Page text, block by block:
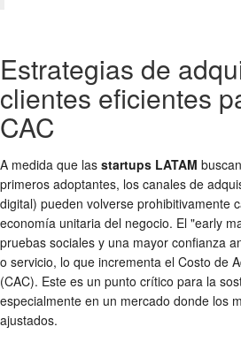
Estrategias de
clientes eficientes
CAC
A medida que las startups LATAM
primeros adoptantes, los canales de
digital) pueden volverse prohibitivamente
economía unitaria del negocio. El "early
pruebas sociales y una mayor confianza
o servicio, lo que incrementa el Costo de
(CAC). Este es un punto crítico para la
especialmente en un mercado donde los
ajustados.